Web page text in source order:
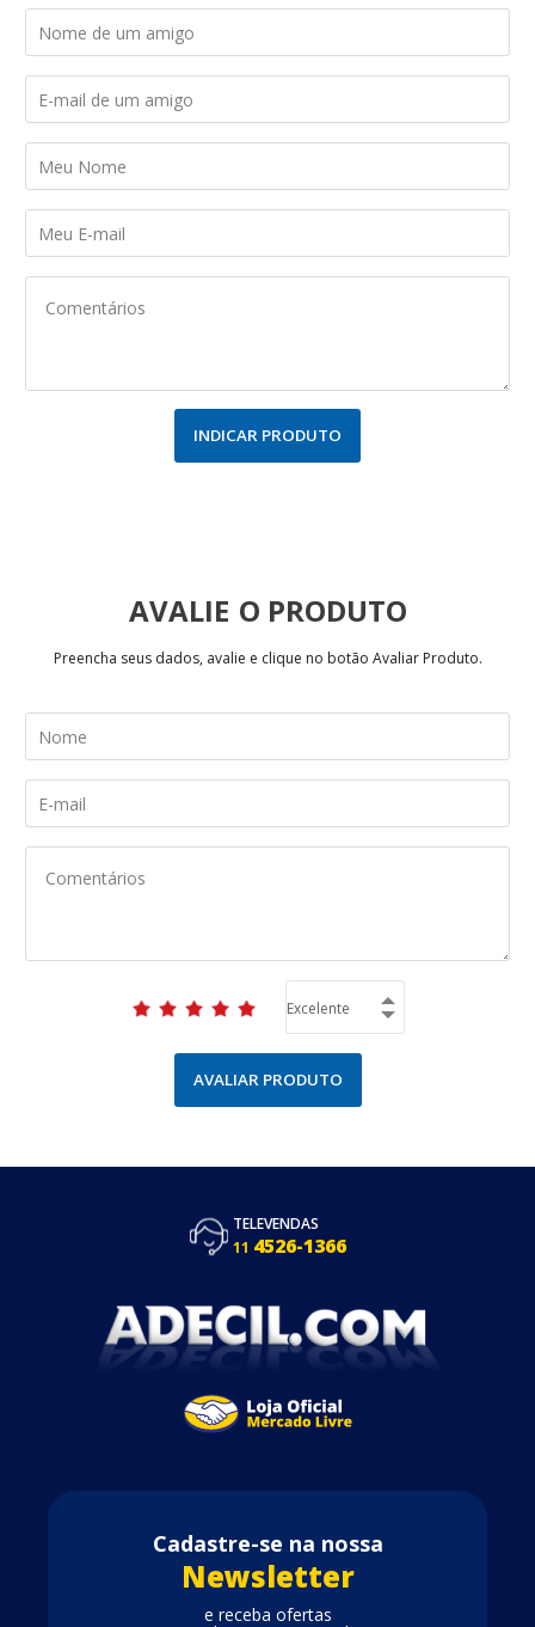
INDICAR PRODUTO
AVALIE
Preencha seus dados, avalie e clique no botão Avaliar Produto.
AVALIAR PRODUTO
TELEVENDAS
11 4526-1366
Cadastre-se na nossa
Newsletter
e receba ofertas